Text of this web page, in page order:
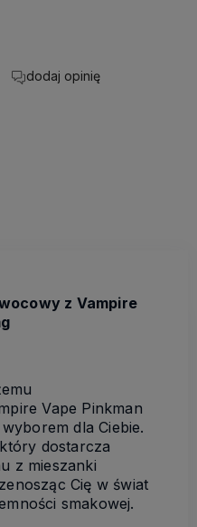
dodaj opinię
z Vampire
Vape Pinkman
dla Ciebie.
dostarcza
z mieszanki
Cię w świat
smakowej.